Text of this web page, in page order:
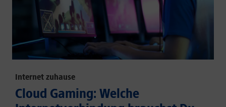
Internet zuhause
Cloud Gaming: Welche